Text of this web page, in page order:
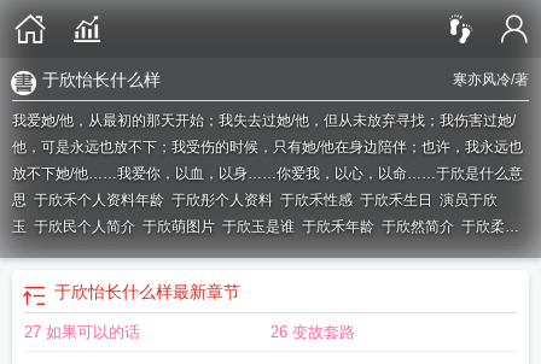
寒亦风冷/著
于欣怡长什么样
我爱她/他，从最初的那天开始；我失去过她/他，但从未放弃寻找；我伤害过她/
他，可是永远也放不下；我受伤的时候，只有她/他在身边陪伴；也许，我永远也
放不下她/他……我爱你，以血，以身……你爱我，以心，以命……于欣是什么意
思 于欣禾个人资料年龄 于欣彤个人资料 于欣禾性感 于欣禾生日 演员于欣
玉 于欣民个人简介 于欣萌图片 于欣玉是谁 于欣禾年龄 于欣然简介 于欣柔
20v于欣禾剧照于欣姝简介于欣简介于欣媛多少岁于欣萌个人资料于欣玉图
你认识于欣瑶吗 于欣悦名字含义
料 于欣怡长什么样
怎么写
于欣怡长什么样最新章节
27 如果可以的话 26 变故套路